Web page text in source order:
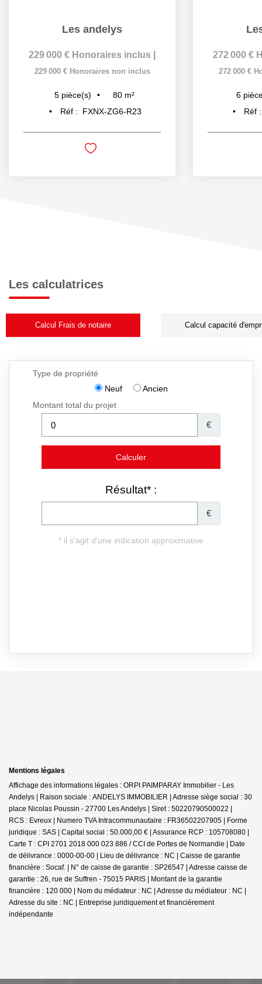
Les andelys
229 000 € Honoraires inclus
229 000 € Honoraires non inclus
5 pièce(s) 80 m²
Réf :
FXNX-ZG6-R23
272 000 €
272 000 €
6
Réf
Les calculatrices
Calcul Frais de notaire Calcul capacité
Mentions légales
Affichage des informations légales : ORPI PAIMPARAY Immobilier - Les
Andelys | Raison sociale : ANDELYS IMMOBILIER | Adresse siège social : 30
place Nicolas Poussin - 27700 Les Andelys | Siret : 50220790500022 |
RCS : Evreux | Numero TVA Intracommunautaire : FR36502207905 | Forme
juridique : SAS | Capital social : 50.000,00 € | Assurance RCP : 105708080 |
Carte T : CPI 2701 2018 000 023 886 / CCI de Portes de Normandie | Date
de délivrance : 0000-00-00 | Lieu de délivrance : NC | Caisse de garantie
financière : Socaf. | N° de caisse de garantie : SP26547 | Adresse caisse de
garantie : 26, rue de Suffren - 75015 PARIS | Montant de la garantie
financière : 120 000 | Nom du médiateur : NC | Adresse du médiateur : NC |
Adresse du site : NC | Entreprise juridiquement et financièrement
indépendante